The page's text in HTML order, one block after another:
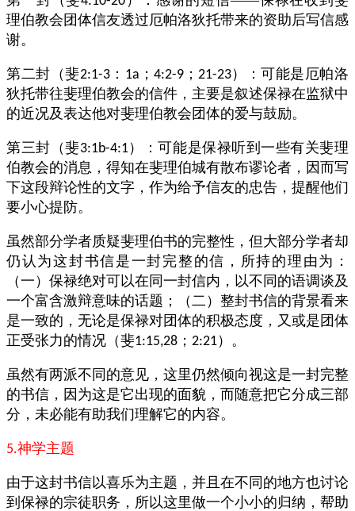
理伯教会团体信友透过厄帕洛狄托带来的资助后写信感
谢。
第二封（斐2:1-3： 1a ； 4:2-9； 21-23）：可能是厄帕洛
狄托带往斐理伯教会的信件，主要是叙述保禄在监狱中
的近况及表达他对斐理伯教会团体的爱与鼓励。
第三封（斐3:1b-4:1）：可能是保禄听到一些有关斐理
伯教会的消息，得知在斐理伯城有散布谬论者，因而写
下这段辩论性的文字，作为给予信友的忠告，提醒他们
要小心提防。
虽然部分学者质疑斐理伯书的完整性，但大部分学者却
仍认为这封书信是一封完整的信，所持的理由为：
（一）保禄绝对可以在同一封信内，以不同的语调谈及
一个富含激辩意味的话题；（二）整封书信的背景看来
是一致的，无论是保禄对团体的积极态度，又或是团体
正受张力的情况（斐1:15,28 ； 2:21）。
虽然有两派不同的意见，这里仍然倾向视这是一封完整
的书信，因为这是它出现的面貌，而随意把它分成三部
分，未必能有助我们理解它的内容。
5.神学主题
由于这封书信以喜乐为主题，并且在不同的地方也讨论
到保禄的宗徒职务，所以这里做一个小小的归纳，帮助